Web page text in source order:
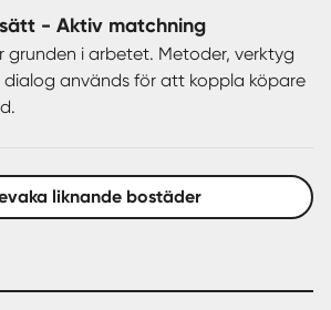
- Aktiv matchning
grunden i arbetet. Metoder, verktyg
används för att koppla köpare
liknande bostäder